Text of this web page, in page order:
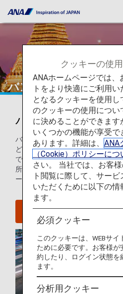
バンコク
バンコクを知ろう
バンコクは、にぎやかなナイトマ
ど、絶えずわくわくさせてくれる
で見られる地元のおいしい屋台料
所で振る舞われる高級グルメまで
ーンをご堪能ください。
バンコクへのフラ
クッキーの使
ANAホームページでは、
トをより快適にご利用
となるクッキーを使用
のクッキーの使用につい
に決めることができます
いくつかの機能が享受
あります。詳細は、 ANA
（Cookie）ポリシーにつ
さい。 当社では、お客
ト閲覧に際して、サー
いただくために以下の情
ます。
必須クッキー
このクッキーは、WEBサ
ために必要です。お客様が
約したり、ログイン状態を
ます。
分析用クッキー